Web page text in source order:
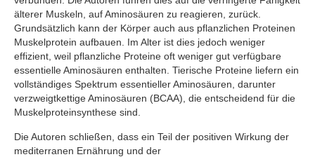
älterer Muskeln, auf Aminosäuren zu reagieren, zurück.
Grundsätzlich kann der Körper auch aus pflanzlichen Proteinen
Muskelprotein aufbauen. Im Alter ist dies jedoch weniger
effizient, weil pflanzliche Proteine oft weniger gut verfügbare
essentielle Aminosäuren enthalten. Tierische Proteine liefern ein
vollständiges Spektrum essentieller Aminosäuren, darunter
verzweigtkettige Aminosäuren (BCAA), die entscheidend für die
Muskelproteinsynthese sind.
Die Autoren schließen, dass ein Teil der positiven Wirkung der
mediterranen Ernährung und der